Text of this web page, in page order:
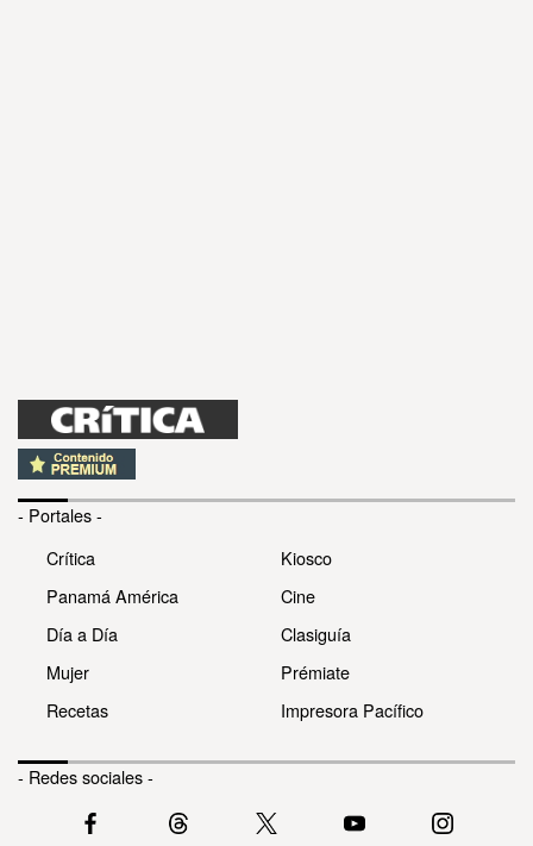
- Portales -
Crítica
Panamá América
Día a Día
Mujer
Recetas
Kiosco
Cine
Clasiguía
Prémiate
Impresora Pacífico
- Redes sociales -